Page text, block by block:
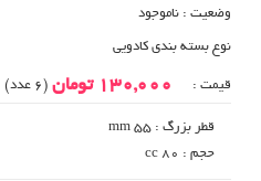
وضعیت : ناموجود
نوع بسته بندی کادویی
قیمت : 130,000 تومان (6 عدد)
قطر بزرگ : 55 mm
حجم : 80 cc